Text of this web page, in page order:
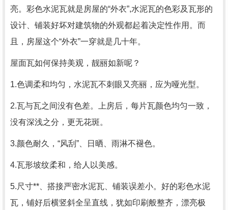
亮。彩色水泥瓦就是房屋的“外衣”,水泥瓦的色彩及瓦形的
设计、铺装好坏对建筑物的外观都起着决定性作用。而
且，房屋这个“外衣”一穿就是几十年。
屋面瓦如何保持美观，靓丽如新呢？
1.色调柔和均匀，水泥瓦不刺眼又亮丽，应为哑光型。
2.瓦与瓦之间没有色差。上房后，每片瓦颜色均匀一致，
没有深浅之分，更无花斑。
3.颜色耐久，“风刮”、日晒、雨淋不褪色。
4.瓦形坡纹柔和，给人以美感。
5.尺寸**、搭接严密水泥瓦、铺装误差小。好的彩色水泥
瓦，铺好后横竖斜全呈直线，犹如印刷般整齐，漂亮极